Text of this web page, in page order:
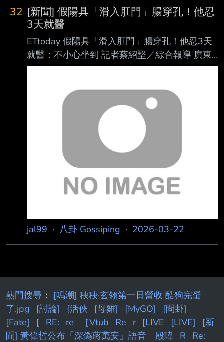
32 [新聞] 假陽具「滑入肛門」腸穿孔！他忍
3天就醫
ETtoday 假陽具「滑入肛門」腸穿孔！他忍3天
就醫：不小心坐到 記者蔡紹堅／綜合報導 廣東
深圳一名中年男子日前因假陽具卡在體內就醫，
外」滑入肛門。由於假陽具在男子的腸道內多
日，已經導致腸穿孔，醫生只能透過腸道 造口
手術將其取出，未來還必須再做回納手術。 根
據陸媒報導，事發當日，男子就曾就醫，雖然醫
生建議他立刻處理，但他抱著僥倖心態， 認為
能靠自己把假陽具排出。 忍了3天，男子不但沒
將假陽具排出，腹部還越來越痛，於是再次前往
醫院就診。醫生從CT 中發現，由於假陽具
jal99 · 八卦 Gossiping · 2026-03-22
熱門搜尋 ： [鳴潮] 秧秧·玄翎第一日營收 酷狗完蛋
了.jpg
[討論] [活俠 [母雞] [MyGO]
[問卦]
[Fate]
[ RE: re ［Vtub Re r [LIVE [LIVE]
[新
聞] 黃偉哲公布「深偽蔣萬安」語音 殷瑋 R
Re: